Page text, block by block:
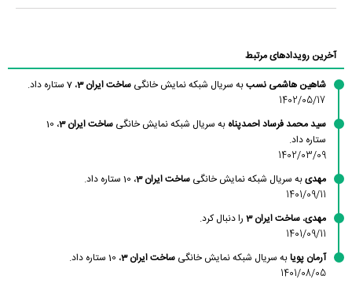
آخرین رویدادهای مرتبط
شاهین هاشمی نسببه سریال شبکه نمایش خانگی ساخت ایران 3 ، 7 ستاره داد.
1402/05/17
سید محمد فرساد احمدپناه به سریال شبکه نمایش خانگی ساخت ایران 3
، 10
ستاره داد.
1402/03/09
مهدیبه سریال شبکه نمایش خانگی ساخت ایران 3 ، 10 ستاره داد.
1401/09/11
مهدی، ساخت ایران 3 را دنبال کرد.
1401/09/11
آرمان پویابه سریال شبکه نمایش خانگی ساخت ایران 3 ، 10 ستاره داد.
1401/08/05